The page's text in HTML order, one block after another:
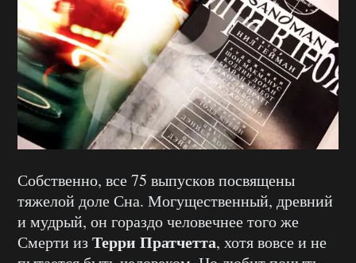
Собственно, все 75 выпусков посвящены
тяжелой доле Сна. Могущественный, древний
и мудрый, он гораздо человечнее того же
Смерти изТерри Пратчетта, хотя вовсе и не